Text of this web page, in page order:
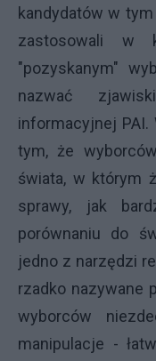
kandydatów w
zastosowali w
"pozyskanym"
nazwać
informacyjnej
tym, że
świata, w którym
sprawy, jak
porównaniu do
jedno z narzędzi
rzadko nazywane
wyborców
manipulacje -